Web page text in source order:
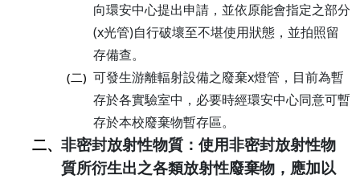
向環安中心提出申請，並依原能會指定之部分
(x光管)自行破壞至不堪使用狀態，並拍照留
存備查。
(二) 可發生游離輻射設備之廢棄x燈管，目前為暫
存於各實驗室中，必要時經環安中心同意可暫
存於本校廢棄物暫存區。
二、 非密封放射性物質：使用非密封放射性物
質所衍生出之各類放射性廢棄物，應加以